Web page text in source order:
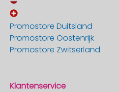
Promostore Duitsland
Promostore Oostenrijk
Promostore Zwitserland
Klantenservice